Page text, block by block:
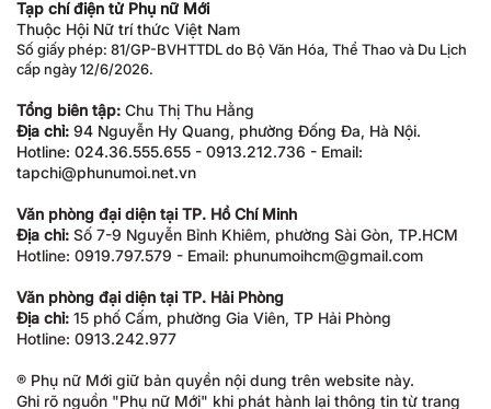
Tạp chí điện tử Phụ nữ Mới
Thuộc Hội Nữ trí thức Việt Nam
Số giấy phép: 81/GP-BVHTTDL do Bộ Văn Hóa, Thể Thao và Du Lịch
cấp ngày 12/6/2026.
Tổng biên tập: Chu Thị Thu Hằng
Địa chỉ: 94 Nguyễn Hy Quang, phường Đống Đa, Hà Nội.
Hotline: 024.36.555.655 - 0913.212.736 - Email:
tapchi@phunumoi.net.vn
Văn phòng đại diện tại TP. Hồ Chí Minh
Địa chỉ: Số 7-9 Nguyễn Bỉnh Khiêm, phường Sài Gòn, TP.HCM
Hotline: 0919.797.579 - Email: phunumoihcm@gmail.com
Văn phòng đại diện tại TP. Hải Phòng
Địa chỉ: 15 phố Cấm, phường Gia Viên, TP Hải Phòng
Hotline: 0913.242.977
® Phụ nữ Mới giữ bản quyền nội dung trên website này.
Ghi rõ nguồn "Phụ nữ Mới" khi phát hành lại thông tin từ trang